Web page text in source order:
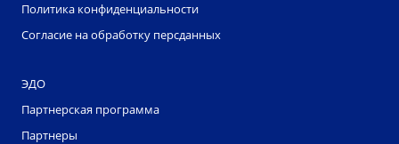
Политика конфиденциальности
Согласие на обработку персданных
ЭДО
Партнерская программа
Партнеры